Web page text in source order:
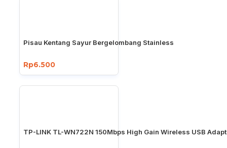
Pisau Kentang Sayur Bergelombang Stainless
Rp6.500
TP-LINK TL-WN722N 150Mbps High Gain Wireless USB